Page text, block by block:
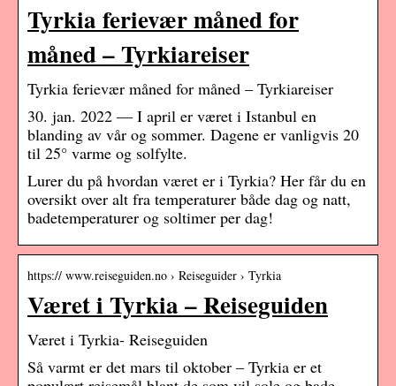
Tyrkia ferievær måned for
måned – Tyrkiareiser
Tyrkia ferievær måned for måned – Tyrkiareiser
30. jan. 2022 — I april er været i Istanbul en
blanding av vår og sommer. Dagene er vanligvis 20
til 25° varme og solfylte.
Lurer du på hvordan været er i Tyrkia? Her får du en
oversikt over alt fra temperaturer både dag og natt,
badetemperaturer og soltimer per dag!
https:// www.reiseguiden.no › Reiseguider › Tyrkia
Været i Tyrkia – Reiseguiden
Været i Tyrkia- Reiseguiden
Så varmt er det mars til oktober – Tyrkia er et